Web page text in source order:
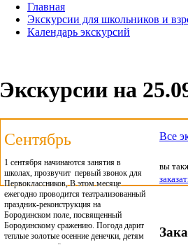
Главная
Экскурсии для школьников и
Календарь экскурсий
Экскурсии на
Сентябрь
1 сентября начинаются занятия в
школах, прозвучит первый звонок для
Первоклассников, В этом месяце
ежегодно проводится театрализованный
праздник-реконструкция на
Бородинском поле, посвященный
Бородинскому сражению. Погода дарит
теплые золотые осенние денечки, детям
Все
вы